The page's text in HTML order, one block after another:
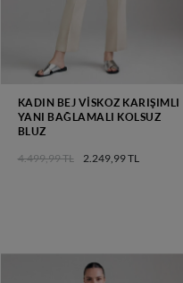
KADIN BEJ VISKOZ KARIŞIMLI
YANI BAĞLAMALI KOLSUZ
BLUZ
4.499,99 TL 2.249,99 TL